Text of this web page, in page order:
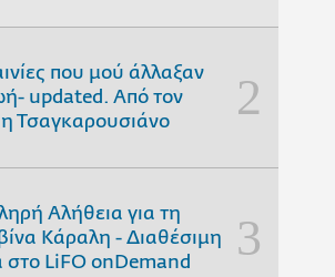
που μού άλλαξαν
updated. Aπό τον
Τσαγκαρουσιάνο
Αλήθεια για τη
Κάραλη - Διαθέσιμη
στo LiFO onDemand